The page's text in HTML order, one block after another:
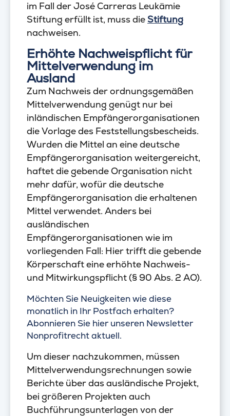
im Fall der José Carreras Leukämie
Stiftung erfüllt ist, muss dieStiftung
nachweisen.
Erhöhte Nachweispflicht für
Mittelverwendung im
Ausland
Zum Nachweis der ordnungsgemäßen
Mittelverwendung genügt nur bei
inländischen Empfängerorganisationen
die Vorlage des Feststellungsbescheids.
Wurden die Mittel an eine deutsche
Empfängerorganisation weitergereicht,
haftet die gebende Organisation nicht
mehr dafür, wofür die deutsche
Empfängerorganisation die erhaltenen
Mittel verwendet. Anders bei
ausländischen
Empfängerorganisationen wie im
vorliegenden Fall: Hier trifft die gebende
Körperschaft eine erhöhte Nachweis-
und Mitwirkungspflicht (§ 90 Abs. 2 AO).
Möchten Sie Neuigkeiten wie diese
monatlich in Ihr Postfach erhalten?
Abonnieren Sie hier unseren Newsletter
Nonprofitrecht aktuell.
Um dieser nachzukommen, müssen
Mittelverwendungsrechnungen sowie
Berichte über das ausländische Projekt,
bei größeren Projekten auch
Buchführungsunterlagen von der